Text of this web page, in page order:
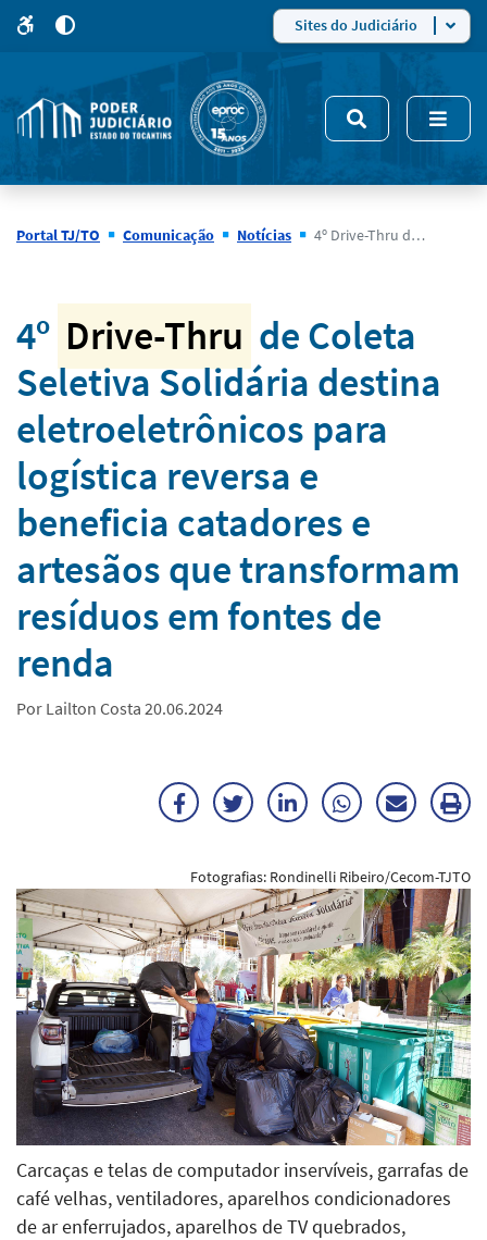
site
5
modo
de
alto
Sites do Judiciário
Portal TJ/TO Comunicação Notícias 4º Drive-Thru de Coleta Seletiva Solidária destina eletroeletrônicos para logística reversa e beneficia catadores e artesãos que transformam resíduos em fontes de renda
Notícias
4º Drive-Thru de Coleta
Seletiva Solidária destina
eletroeletrônicos para
logística reversa e
beneficia catadores e
artesãos que transformam
resíduos em fontes de
renda
Por Lailton Costa 20.06.2024
FacebookTwitterLinkedInWhatsApp
Enviar
E-
mail
Fotografias: Rondinelli Ribeiro/Cecom-TJTO
Carcaças e telas de computador inservíveis, garrafas de
café velhas, ventiladores, aparelhos condicionadores
de ar enferrujados, aparelhos de TV quebrados,